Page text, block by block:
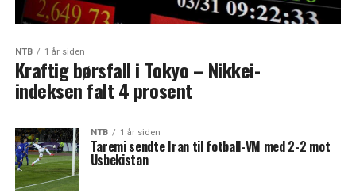
NTB 1 år siden
Kraftig børsfall i Tokyo – Nikkei-
indeksen falt 4 prosent
NTB 1 år siden
Taremi sendte Iran til fotball-VM med 2-2 mot
Usbekistan